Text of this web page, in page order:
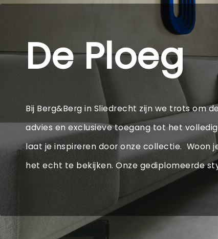
De Ploeg
Bij Berg&Berg in Sliedrecht zijn we trots om
advies en exclusieve toegang tot het
laat je inspireren door onze collectie. Woon
het echt te bekijken. Onze gediplomeerde